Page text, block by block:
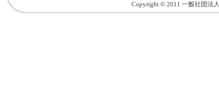
Copyright © 2011 一般社団法